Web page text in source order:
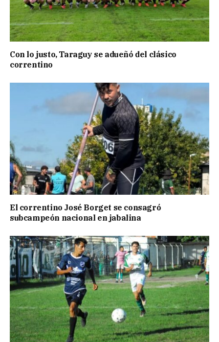
Con lo justo, Taraguy se adueñó del clásico
correntino
El correntino José Borget se consagró
subcampeón nacional en jabalina